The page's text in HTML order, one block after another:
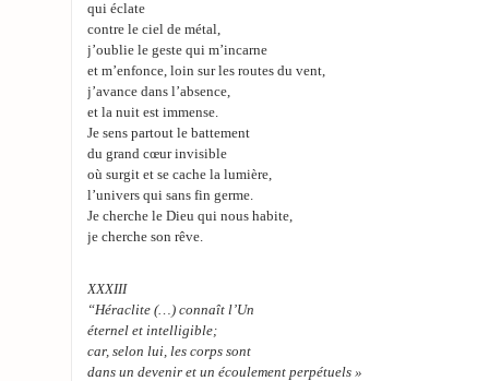
qui éclate
contre le ciel de métal,
j’oublie le geste qui m’incarne
et m’enfonce, loin sur les routes du vent,
j’avance dans l’absence,
et la nuit est immense.
Je sens partout le battement
du grand cœur invisible
où surgit et se cache la lumière,
l’univers qui sans fin germe.
Je cherche le Dieu qui nous habite,
je cherche son rêve.
XXXIII
“Héraclite (…) connaît l’Un
éternel et intelligible;
car, selon lui, les corps sont
dans un devenir et un écoulement perpétuels »